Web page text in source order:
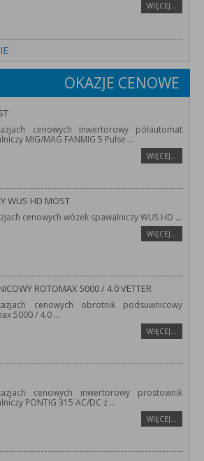
WIĘCEJ…
OKAZJE CENOWE
cenowych inwertorowy półautomat
MIG/MAG FANMIG 5 Pulse ...
WIĘCEJ…
WUS HD MOST
cenowych wózek spawalniczy WUS HD ...
WIĘCEJ…
ROTOMAX 5000 / 4.0 VETTER
cenowych obrotnik podsuwnicowy
5000 / 4.0 ...
WIĘCEJ…
cenowych inwertorowy prostownik
PONTIG 315 AC/DC z ...
WIĘCEJ…